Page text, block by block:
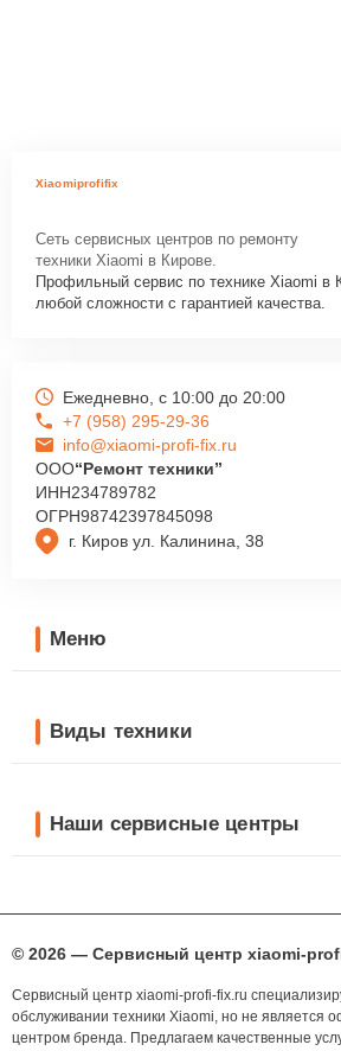
Xiaomiprofifix
Сеть сервисных центров по ремонту
техники Xiaomi в Кирове.
Профильный сервис по технике Xiaomi в
любой сложности с гарантией качества.
г. Киров ул. Калинина, 38
Ежедневно, с 10:00 до 20:00
+7 (958) 295-29-36
info@xiaomi-profi-fix.ru
ООО“Ремонт техники”
ИНН234789782
ОГРН98742397845098
Меню
Виды техники
Наши сервисные центры
© 2026 — Сервисный центр xiaomi-
Сервисный центр xiaomi-profi-fix.ru
обслуживании техники Xiaomi, но не является
центром бренда. Предлагаем качественные